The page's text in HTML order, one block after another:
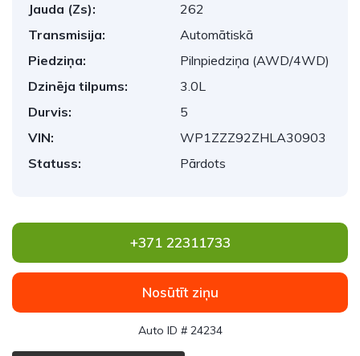
Jauda (Zs):
262
Transmisija:
Automātiskā
Piedziņa:
Pilnpiedziņa (AWD/4WD)
Dzinēja tilpums:
3.0L
Durvis:
5
VIN:
WP1ZZZ92ZHLA30903
Statuss:
Pārdots
+371 22311733
Nosūtīt ziņu
Auto ID # 24234